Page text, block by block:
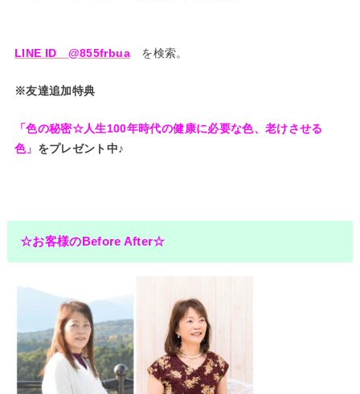
LINE ID @855frbuaを検索。
※友達追加特典
「色の秘密☆人生100年時代の健康に必要な色、老けさせる
色」 をプレゼント中♪
☆お客様のBefore After☆